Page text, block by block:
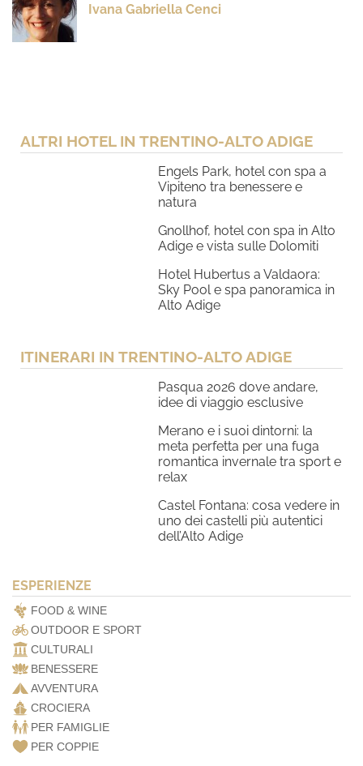
Ivana Gabriella Cenci
ALTRI HOTEL IN TRENTINO-ALTO ADIGE
Engels Park, hotel con spa a
Vipiteno tra benessere e
natura
Gnollhof, hotel con spa in Alto
Adige e vista sulle Dolomiti
Hotel Hubertus a Valdaora:
Sky Pool e spa panoramica in
Alto Adige
ITINERARI IN TRENTINO-ALTO ADIGE
Pasqua 2026 dove andare,
idee di viaggio esclusive
Merano e i suoi dintorni: la
meta perfetta per una fuga
romantica invernale tra sport e
relax
Castel Fontana: cosa vedere in
uno dei castelli più autentici
dell’Alto Adige
ESPERIENZE
FOOD & WINE
OUTDOOR E SPORT
CULTURALI
BENESSERE
AVVENTURA
CROCIERA
PER FAMIGLIE
PER COPPIE